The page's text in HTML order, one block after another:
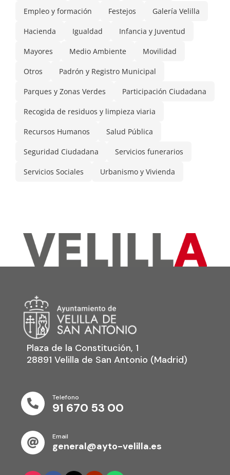
Empleo y formación Festejos Galería Velilla
Hacienda Igualdad Infancia y Juventud
Mayores Medio Ambiente Movilidad
Otros Padrón y Registro Municipal
Parques y Zonas Verdes Participación Ciudadana
Recogida de residuos y limpieza viaria
Recursos Humanos Salud Pública
Seguridad Ciudadana Servicios funerarios
Servicios Sociales Urbanismo y Vivienda
Plaza de la Constitución, 1
28891 Velilla de San Antonio (Madrid)

Telefono
91 670 53 00

Email
general@ayto-velilla.es